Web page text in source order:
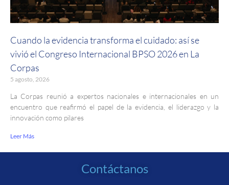
Cuando la evidencia transforma el cuidado: así se
vivió el Congreso Internacional BPSO 2026 en La
Corpas
5 agosto, 2026
La Corpas reunió a expertos nacionales e internacionales en un
encuentro que reafirmó el papel de la evidencia, el liderazgo y la
innovación como pilares
Leer Más
Contáctanos